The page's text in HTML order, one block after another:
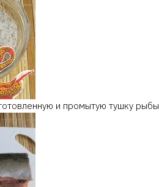
и промытую тушку рыбы